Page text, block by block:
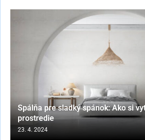
Spálňa pre sladký spánok: Ako si
prostredie
23. 4. 2024